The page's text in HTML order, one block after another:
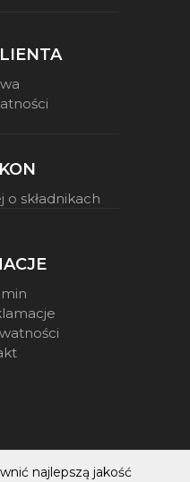
o składnikach
najlepszą jakość